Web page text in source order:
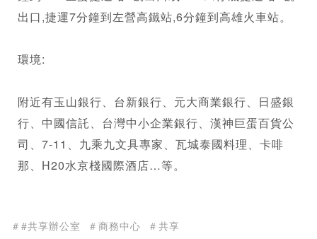
出口,捷運7分鐘到左營高鐵站,6分鐘到高雄火車站。
環境:
附近有玉山銀行、台新銀行、元大商業銀行、日盛銀
行、中國信託、台灣中小企業銀行、漢神巨蛋百貨公
司、7-11、九乘九文具專家、瓦城泰國料理、卡啡
那、H20水京棧國際酒店…等。
＃#共享辦公室 ＃商務中心 ＃共享